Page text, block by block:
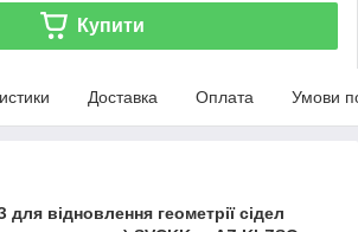
Купити
Доставка Оплата Умови
відновлення геометрії сідел